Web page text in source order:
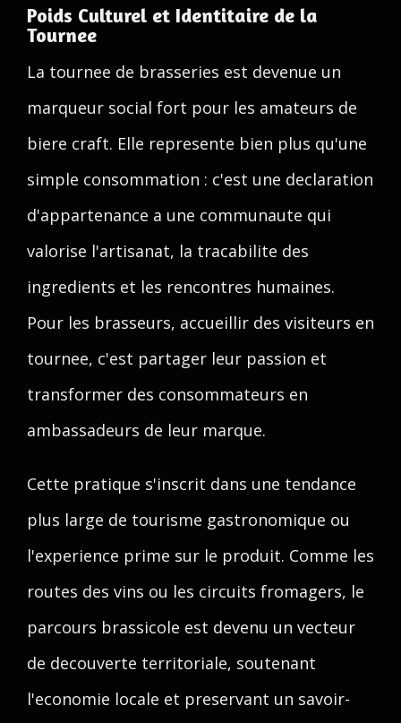
Poids Culturel et Identitaire de la
Tournee
La tournee de brasseries est devenue un
marqueur social fort pour les amateurs de
biere craft. Elle represente bien plus qu'une
simple consommation : c'est une declaration
d'appartenance a une communaute qui
valorise l'artisanat, la tracabilite des
ingredients et les rencontres humaines.
Pour les brasseurs, accueillir des visiteurs en
tournee, c'est partager leur passion et
transformer des consommateurs en
ambassadeurs de leur marque.
Cette pratique s'inscrit dans une tendance
plus large de tourisme gastronomique ou
l'experience prime sur le produit. Comme les
routes des vins ou les circuits fromagers, le
parcours brassicole est devenu un vecteur
de decouverte territoriale, soutenant
l'economie locale et preservant un savoir-